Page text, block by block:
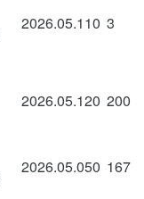
2026.05.110 3
2026.05.120 200
2026.05.050 167